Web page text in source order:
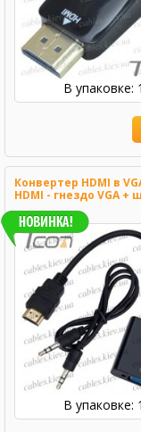
В упаковке: 1
Конвертер HDMI в
HDMI - гнездо VGA +
В упаковке: 1